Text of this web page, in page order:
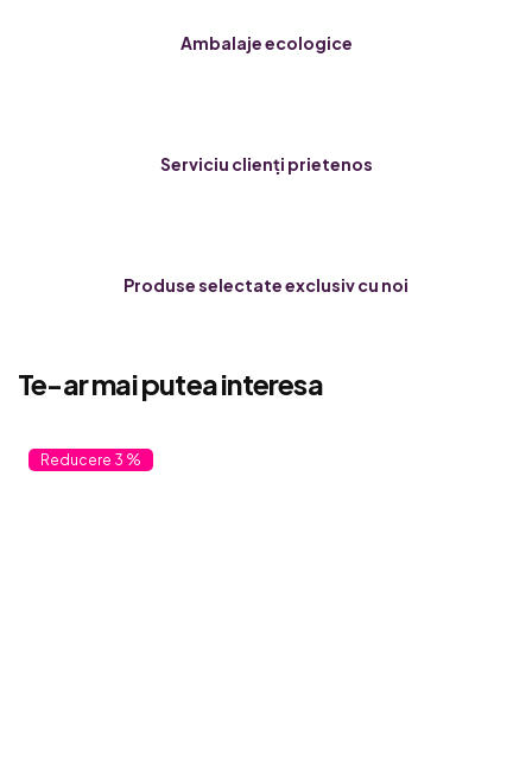
Ambalaje ecologice
Serviciu clienți prietenos
Produse selectate exclusiv cu noi
Te-ar mai putea interesa
3 %